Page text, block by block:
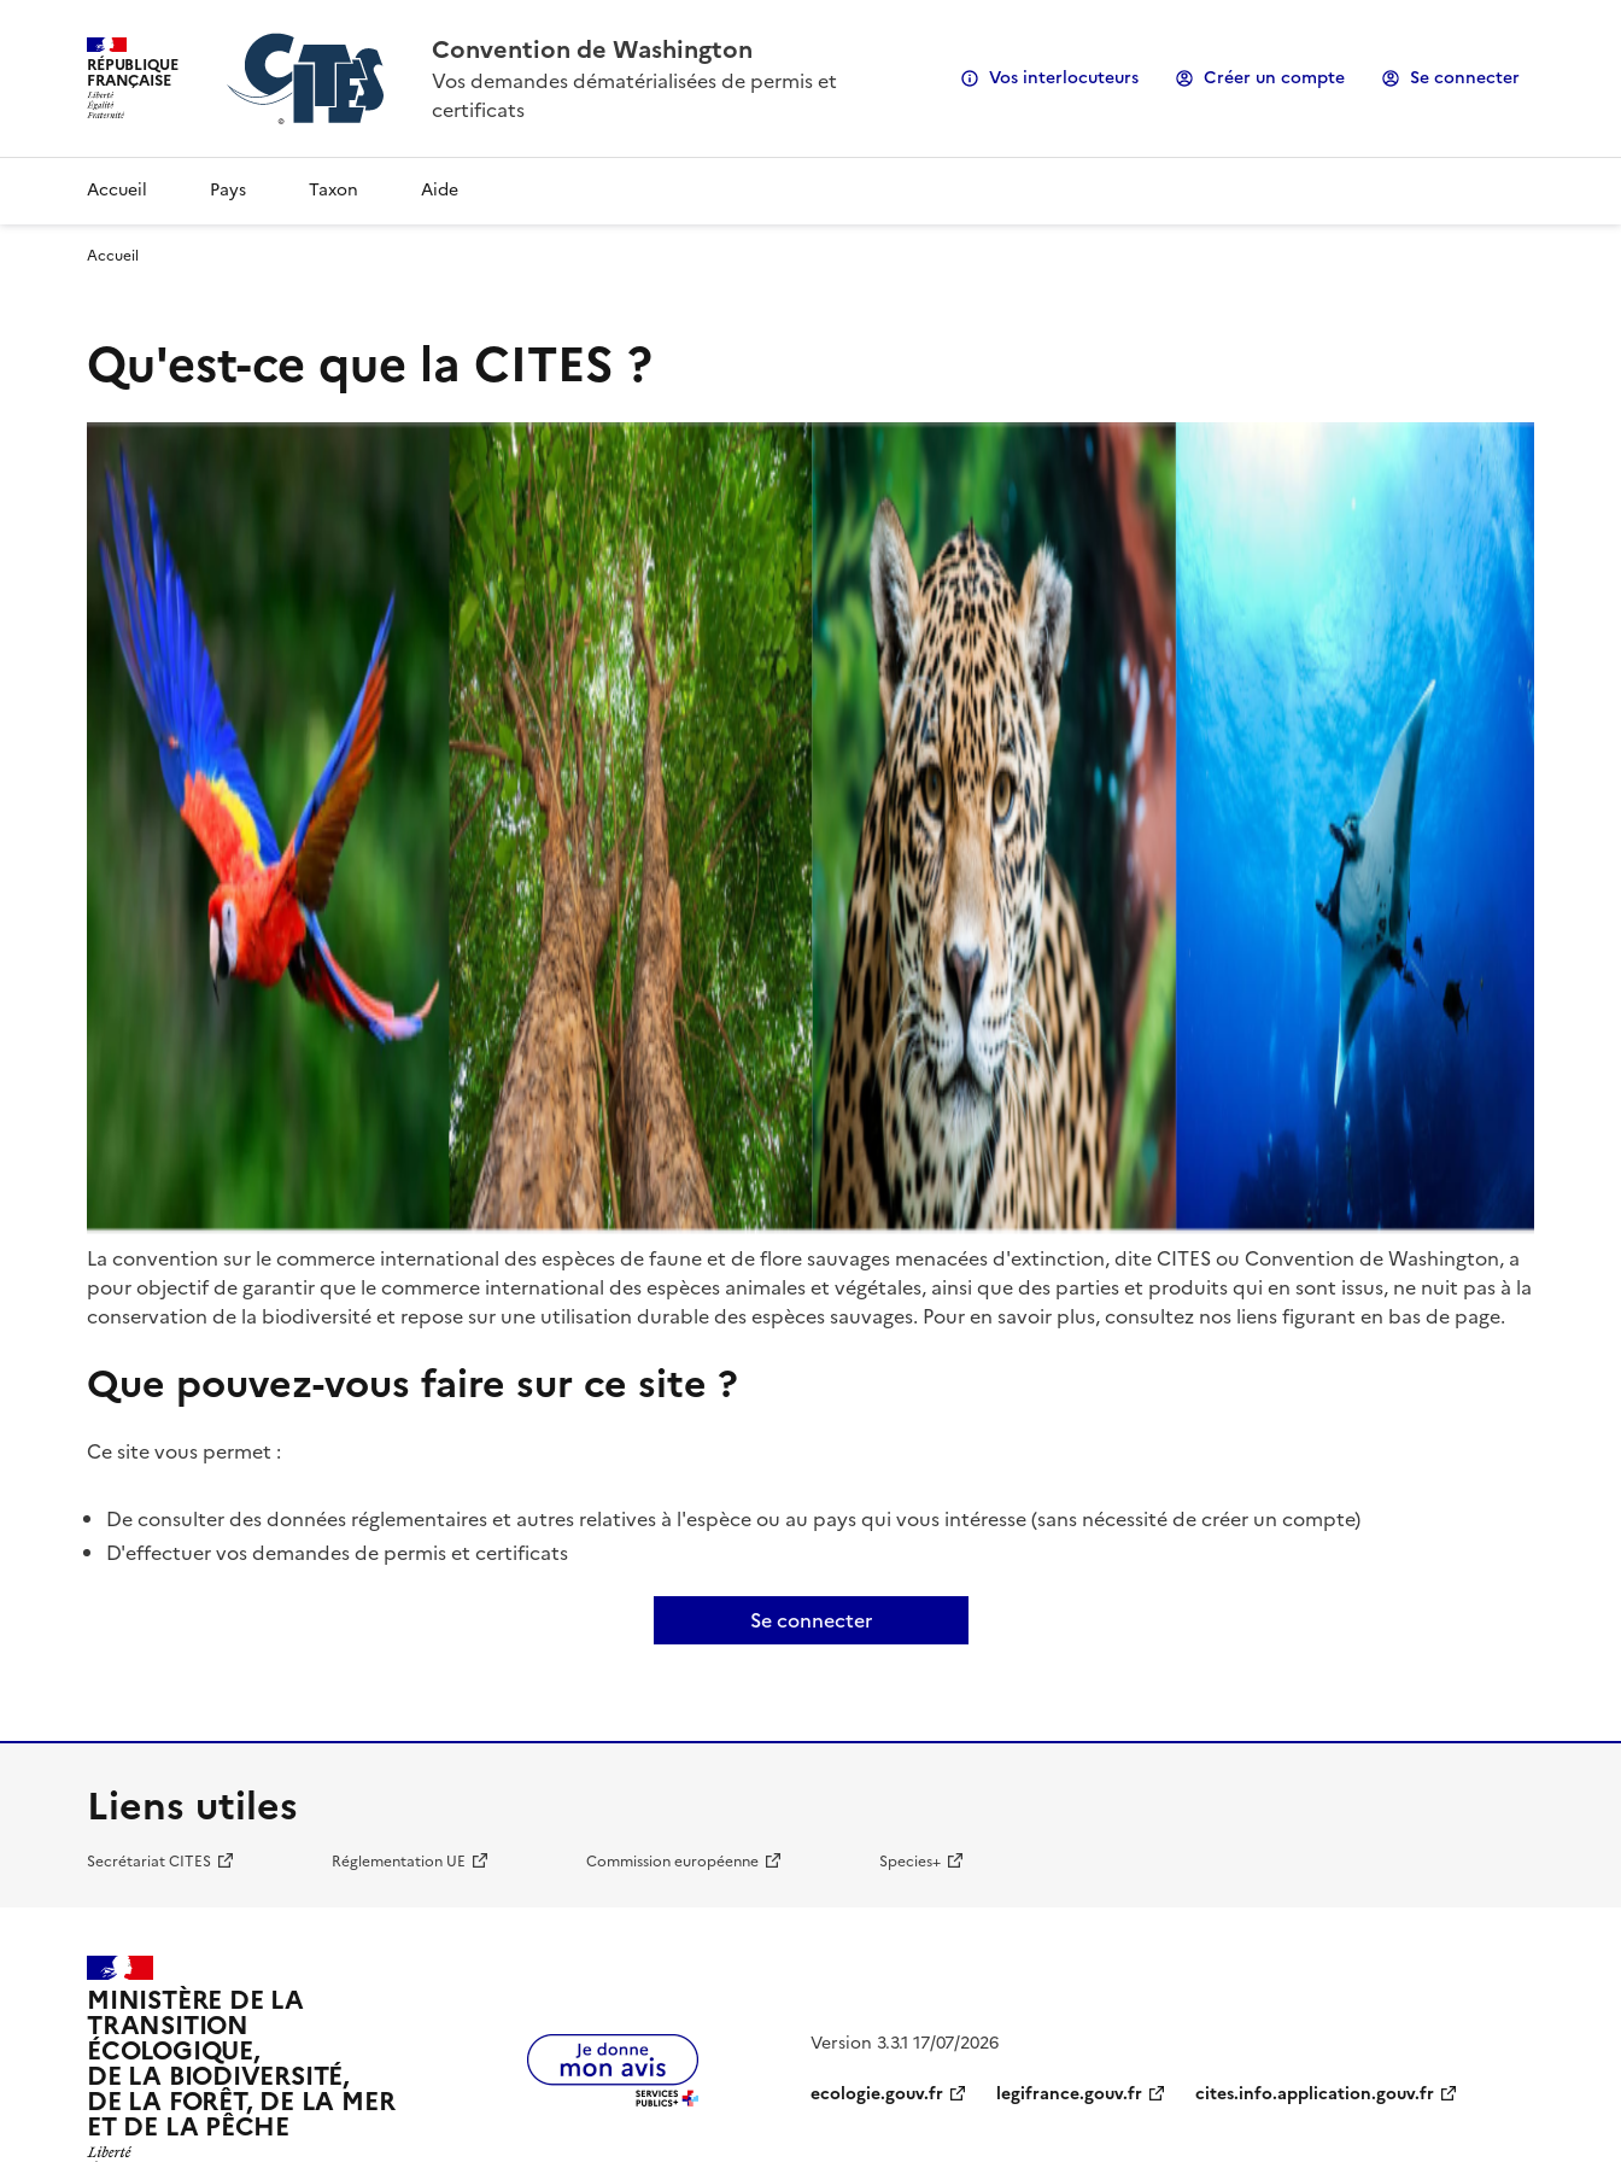
RÉPUBLIQUE
FRANÇAISE
Convention de Washington
Vos demandes dématérialisées de permis et
certificats
Vos interlocuteurs Créer un compte Se connecter
Accueil Pays Taxon Aide
Accueil
Qu'est-ce que la CITES ?
La convention sur le commerce international des espèces de faune et de flore sauvages menacées d'extinction, dite CITES ou Convention de Washington, a
pour objectif de garantir que le commerce international des espèces animales et végétales, ainsi que des parties et produits qui en sont issus, ne nuit pas à la
conservation de la biodiversité et repose sur une utilisation durable des espèces sauvages. Pour en savoir plus, consultez nos liens figurant en bas de page.
Que pouvez-vous faire sur ce site ?
Ce site vous permet :
De consulter des données réglementaires et autres relatives à l'espèce ou au pays qui vous intéresse (sans nécessité de créer un compte)
D'effectuer vos demandes de permis et certificats
Se connecter
Liens utiles
Secrétariat CITES Réglementation UE Commission européenne Species+
MINISTÈRE DE LA
TRANSITION
ÉCOLOGIQUE,
DE LA BIODIVERSITÉ,
DE LA FORÊT, DE LA MER
ET DE LA PÊCHE
Version 3.3.1 17/07/2026
ecologie.gouv.fr
legifrance.gouv.fr cites.info.application.gouv.fr